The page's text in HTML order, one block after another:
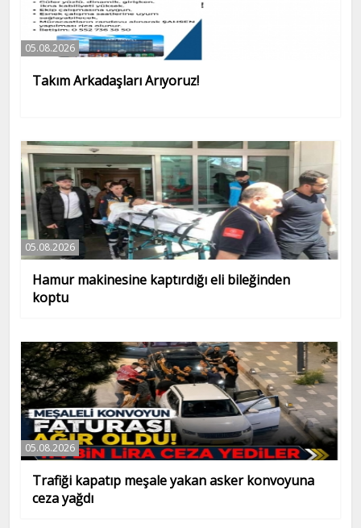
05.08.2026
Takım Arkadaşları Arıyoruz!
05.08.2026
Hamur makinesine kaptırdığı eli bileğinden
koptu
05.08.2026
Trafiği kapatıp meşale yakan asker konvoyuna
ceza yağdı